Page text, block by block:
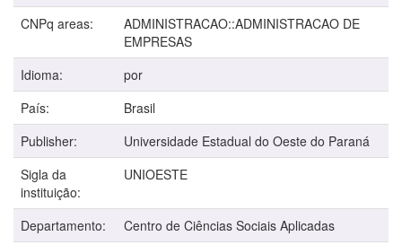
CNPq areas:
ADMINISTRACAO::ADMINISTRACAO DE
EMPRESAS
Idioma:
por
País:
Brasil
Publisher:
Universidade Estadual do Oeste do Paraná
Sigla da
instituição:
UNIOESTE
Departamento:
Centro de Ciências Sociais Aplicadas